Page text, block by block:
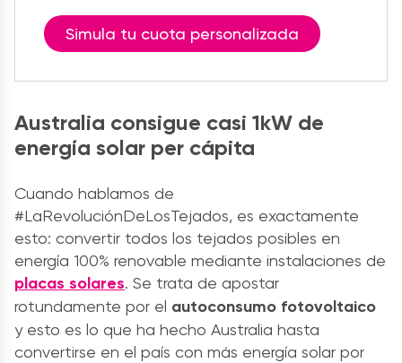
Simula tu cuota personalizada
Australia consigue casi 1kW de
energía solar per cápita
Cuando hablamos de
#LaRevoluciónDeLosTejados, es exactamente
esto: convertir todos los tejados posibles en
energía 100% renovable mediante instalaciones de
placas solares. Se trata de apostar
rotundamente por el autoconsumo fotovoltaico
y esto es lo que ha hecho Australia hasta
convertirse en el país con más energía solar por